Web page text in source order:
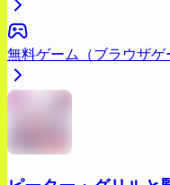
無料ゲーム（ブラウザゲ